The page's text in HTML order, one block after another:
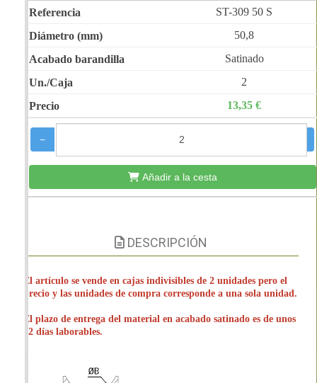
ST-309 50 S
50,8
Satinado
2
13,35 €
−
Añadir a la cesta
DESCRIPCIÓN
El artículo se vende en cajas indivisibles de 2 unidades pero el
precio y las unidades de compra corresponde a una sola unidad.
El plazo de entrega del material en acabado satinado es de unos
12 días laborables.